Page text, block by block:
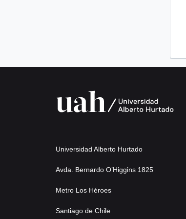
Universidad Alberto Hurtado
Avda. Bernardo O’Higgins 1825
Metro Los Héroes
Santiago de Chile